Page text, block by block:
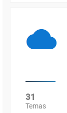
31
Temas